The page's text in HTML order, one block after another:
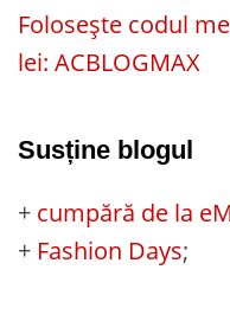
Folosește codul
lei: ACBLOGMAX
Susține blogul
+ cumpără de la
+ Fashion Days;